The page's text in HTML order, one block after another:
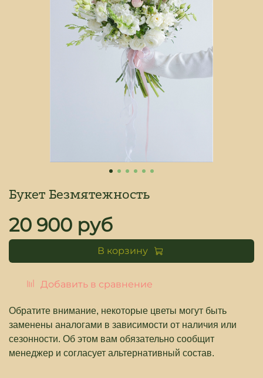
Букет Безмятежность
Добавить в сравнение
20 900 руб
В корзину
Обратите внимание, некоторые цветы могут быть
заменены аналогами в зависимости от наличия или
сезонности. Об этом вам обязательно сообщит
менеджер и согласует альтернативный состав.